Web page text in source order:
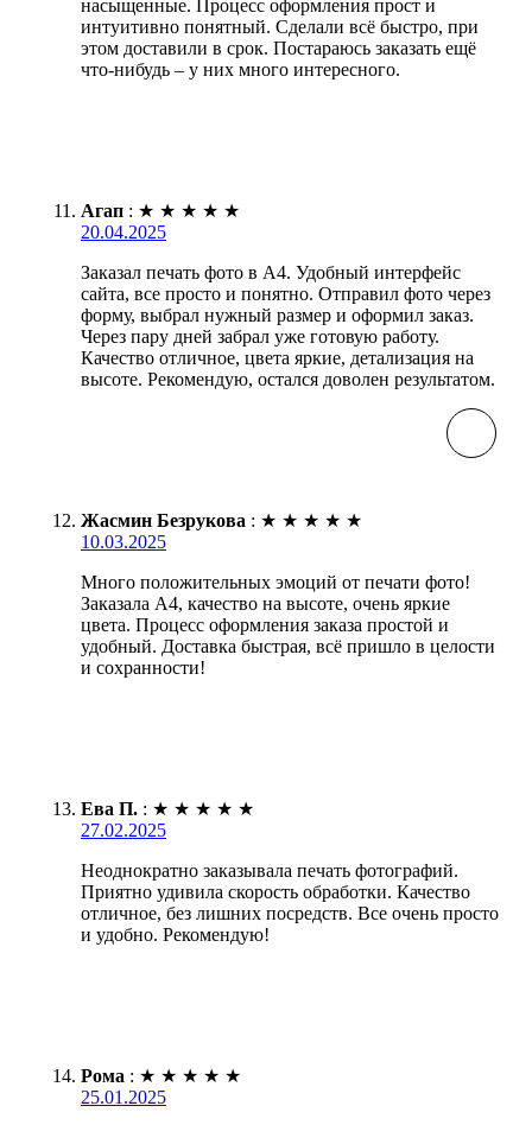
насыщенные. Процесс оформления прост и
интуитивно понятный. Сделали всё быстро, при
этом доставили в срок. Постараюсь заказать ещё
что-нибудь – у них много интересного.
Агап : ★ ★ ★ ★ ★
20.04.2025
Заказал печать фото в А4. Удобный интерфейс
сайта, все просто и понятно. Отправил фото через
форму, выбрал нужный размер и оформил заказ.
Через пару дней забрал уже готовую работу.
Качество отличное, цвета яркие, детализация на
высоте. Рекомендую, остался доволен результатом.
Жасмин Безрукова : ★ ★ ★ ★ ★
10.03.2025
Много положительных эмоций от печати фото!
Заказала А4, качество на высоте, очень яркие
цвета. Процесс оформления заказа простой и
удобный. Доставка быстрая, всё пришло в целости
и сохранности!
Ева П. : ★ ★ ★ ★ ★
27.02.2025
Неоднократно заказывала печать фотографий.
Приятно удивила скорость обработки. Качество
отличное, без лишних посредств. Все очень просто
и удобно. Рекомендую!
Рома : ★ ★ ★ ★ ★
25.01.2025